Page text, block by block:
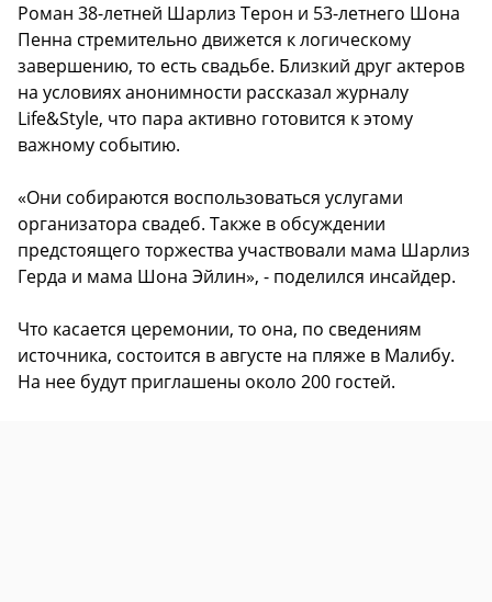
Роман 38-летней Шарлиз Терон и 53-летнего Шона
Пенна стремительно движется к логическому
завершению, то есть свадьбе. Близкий друг актеров
на условиях анонимности рассказал журналу
Life&Style, что пара активно готовится к этому
важному событию.
«Они собираются воспользоваться услугами
организатора свадеб. Также в обсуждении
предстоящего торжества участвовали мама Шарлиз
Герда и мама Шона Эйлин», - поделился инсайдер.
Что касается церемонии, то она, по сведениям
источника, состоится в августе на пляже в Малибу.
На нее будут приглашены около 200 гостей.